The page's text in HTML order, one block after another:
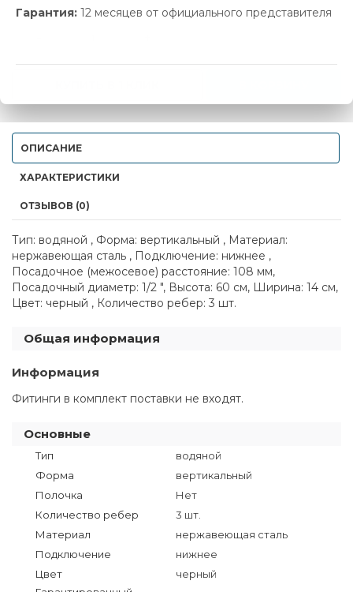
Гарантия: 12 месяцев от официального представителя
ОПИСАНИЕ
ХАРАКТЕРИСТИКИ
ОТЗЫВОВ (0)
Тип: водяной , Форма: вертикальный , Материал:
нержавеющая сталь , Подключение: нижнее ,
Посадочное (межосевое) расстояние: 108 мм,
Посадочный диаметр: 1/2 ", Высота: 60 см, Ширина: 14 см,
Цвет: черный , Количество ребер: 3 шт.
Общая информация
Информация
Фитинги в комплект поставки не входят.
Основные
Тип
водяной
Форма
вертикальный
Полочка
Нет
Количество ребер
3 шт.
Материал
нержавеющая сталь
Подключение
нижнее
Цвет
черный